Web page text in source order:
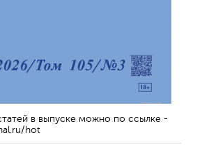
в выпуске можно по ссылке -
hot
Обратная